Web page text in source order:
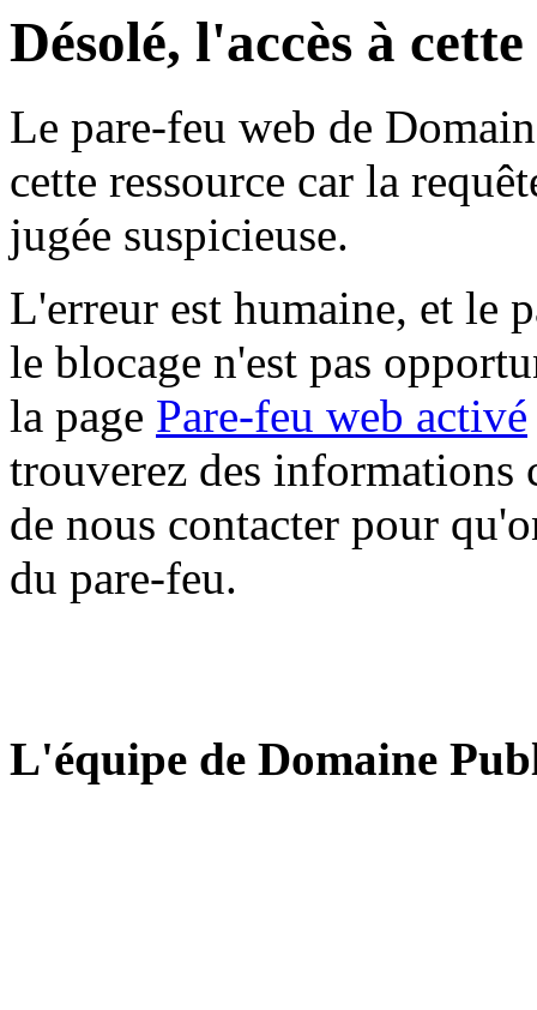
Désolé, l'accès à
Le pare-feu web de
cette ressource car la
jugée suspicieuse.
L'erreur est humaine, et le
le blocage n'est pas
la page Pare-feu web activé
trouverez des informations
de nous contacter pour
du pare-feu.
L'équipe de Domaine